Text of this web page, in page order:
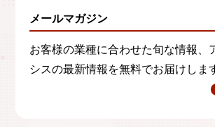
メールマガジン
お客様の業種に合わせた旬な情報、
シスの最新情報を無料でお届けしま